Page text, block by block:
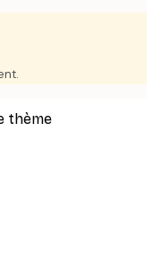
thème